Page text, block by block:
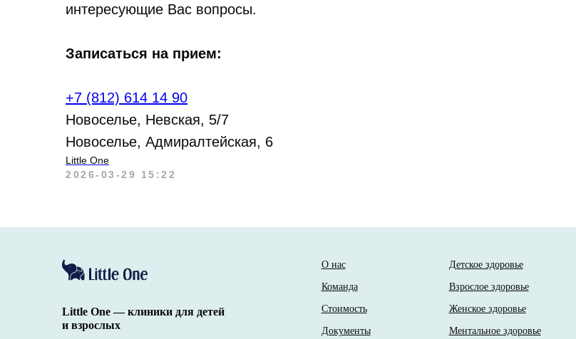
интересующие Вас вопросы.
Записаться на прием:
+7 (812) 614 14 90
Новоселье, Невская, 5/7
Новоселье, Адмиралтейская, 6
Little One
2026-03-29 15:22
Little One — клиники для детей
и взрослых
О нас
Команда
Стоимость
Документы
Детское здоровье
Взрослое здоровье
Женское здоровье
Ментальное здоровье